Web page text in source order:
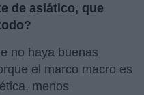
de asiático, que
no haya buenas
el marco macro es
menos